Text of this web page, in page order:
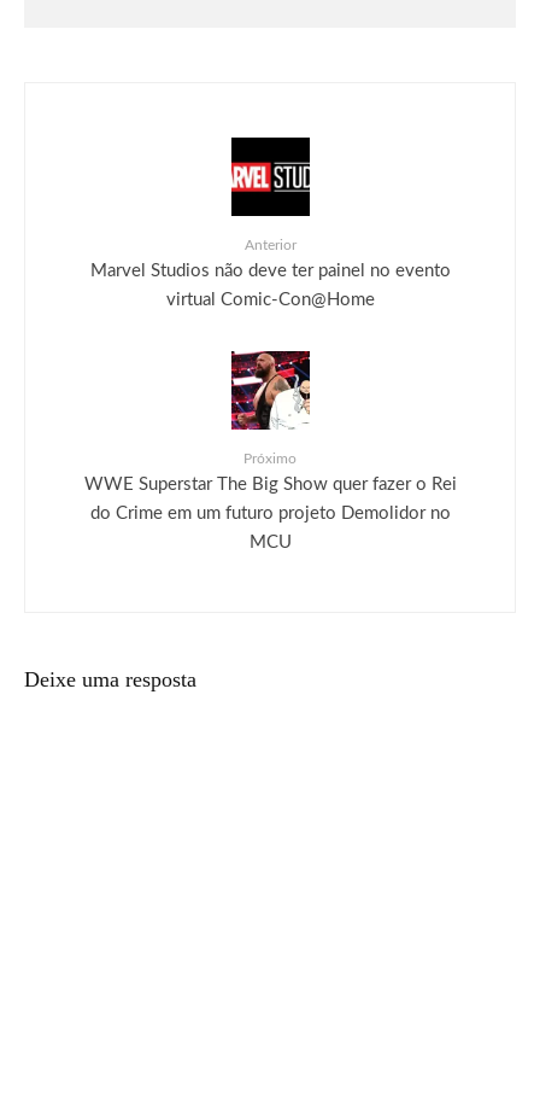
Anterior
Marvel Studios não deve ter painel no evento
virtual Comic-Con@Home
Próximo
WWE Superstar The Big Show quer fazer o Rei
do Crime em um futuro projeto Demolidor no
MCU
Deixe uma resposta